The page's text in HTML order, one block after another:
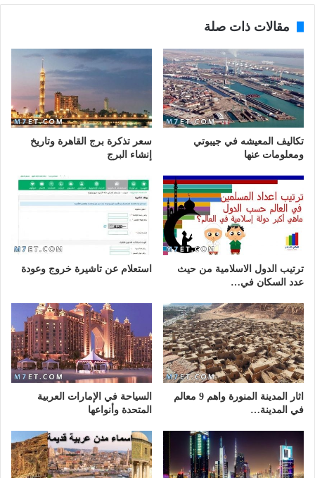
مقالات ذات صلة
تكاليف المعيشه في جيبوتي
ومعلومات عنها
سعر تذكرة برج القاهرة وتاريخ
إنشاء البرج
ترتيب الدول الاسلامية من حيث
عدد السكان في…
استعلام عن تاشيرة خروج وعودة
اثار المدينة المنورة واهم 9 معالم
في المدينة…
السياحة في الإمارات العربية
المتحدة وأنواعها